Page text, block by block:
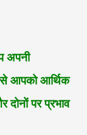
अपनी
आपको आर्थिक
पर प्रभाव